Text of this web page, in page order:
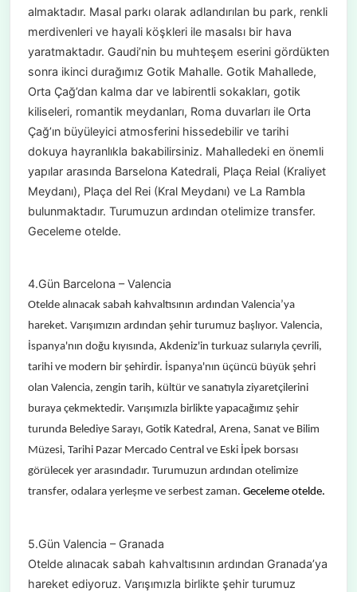
almaktadır. Masal parkı olarak adlandırılan bu park, renkli
merdivenleri ve hayali köşkleri ile masalsı bir hava
yaratmaktadır. Gaudi’nin bu muhteşem eserini gördükten
sonra ikinci durağımız Gotik Mahalle. Gotik Mahallede,
Orta Çağ’dan kalma dar ve labirentli sokakları, gotik
kiliseleri, romantik meydanları, Roma duvarları ile Orta
Çağ’ın büyüleyici atmosferini hissedebilir ve tarihi
dokuya hayranlıkla bakabilirsiniz. Mahalledeki en önemli
yapılar arasında Barselona Katedrali, Plaça Reial (Kraliyet
Meydanı), Plaça del Rei (Kral Meydanı) ve La Rambla
bulunmaktadır. Turumuzun ardından otelimize transfer.
Geceleme otelde.
4.Gün Barcelona – Valencia
Otelde alınacak sabah kahvaltısının ardından Valencia’ya
hareket. Varışımızın ardından şehir turumuz başlıyor. Valencia,
İspanya'nın doğu kıyısında, Akdeniz'in turkuaz sularıyla çevrili,
tarihi ve modern bir şehirdir. İspanya'nın üçüncü büyük şehri
olan Valencia, zengin tarih, kültür ve sanatıyla ziyaretçilerini
buraya çekmektedir. Varışımızla birlikte yapacağımız şehir
turunda Belediye Sarayı, Gotik Katedral, Arena, Sanat ve Bilim
Müzesi, Tarihi Pazar Mercado Central ve Eski İpek borsası
görülecek yer arasındadır. Turumuzun ardından otelimize
transfer, odalara yerleşme ve serbest zaman. Geceleme otelde.
5.Gün Valencia – Granada
Otelde alınacak sabah kahvaltısının ardından Granada’ya
hareket ediyoruz. Varışımızla birlikte şehir turumuz